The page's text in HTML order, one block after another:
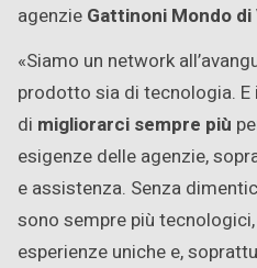
agenzie Gattinoni Mondo di
«Siamo un network
prodotto sia di tecnologia.
di migliorarci sempre più
esigenze delle agenzie,
e assistenza. Senza
sono sempre più
esperienze uniche e,